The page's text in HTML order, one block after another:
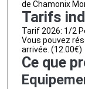
de Chamonix
Tarifs
Tarif 2026: 1/2
Vous pouvez
arrivée. (12.00€)
Ce que